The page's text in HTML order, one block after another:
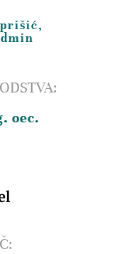
oec.